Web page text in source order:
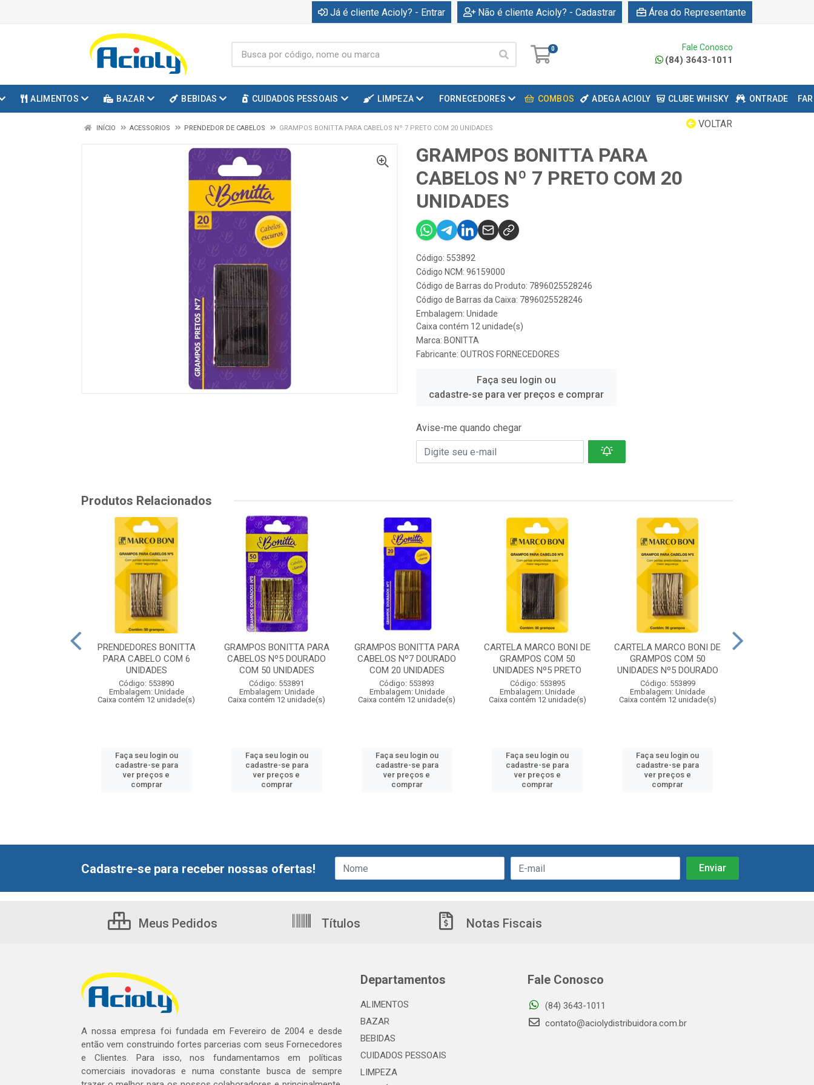
Já é cliente Acioly? - Entrar Não é cliente Acioly? - Cadastrar Área do Representante
0 Fale Conosco
(84) 3643-1011
ALIMENTOS BAZAR BEBIDAS CUIDADOS PESSOAIS LIMPEZA FORNECEDORES COMBOS ADEGA ACIOLY CLUBE WHISKY ONTRADE
VOLTAR
INÍCIO ACESSORIOS PRENDEDOR DE CABELOS GRAMPOS BONITTA PARA CABELOS Nº 7 PRETO COM 20 UNIDADES
GRAMPOS BONITTA PARA
CABELOS Nº 7 PRETO COM 20
UNIDADES
Código: 553892
Código NCM: 96159000
Código de Barras do Produto: 7896025528246
Código de Barras da Caixa: 7896025528246
Embalagem: Unidade
Caixa contém 12 unidade(s)
Marca: BONITTA
Fabricante: OUTROS FORNECEDORES
Faça seu login ou
cadastre-se para ver preços e comprar
Avise-me quando chegar
Produtos Relacionados
PRENDEDORES BONITTA
PARA CABELO COM 6
UNIDADES
Código: 553890
Embalagem: Unidade
Caixa contém 12 unidade(s)
Faça seu login ou
cadastre-se para
ver preços e
comprar
GRAMPOS BONITTA PARA
CABELOS Nº5 DOURADO
COM 50 UNIDADES
Código: 553891
Embalagem: Unidade
Caixa contém 12 unidade(s)
Faça seu login ou
cadastre-se para
ver preços e
comprar
GRAMPOS BONITTA PARA
CABELOS Nº7 DOURADO
COM 20 UNIDADES
Código: 553893
Embalagem: Unidade
Caixa contém 12 unidade(s)
Faça seu login ou
cadastre-se para
ver preços e
comprar
CARTELA MARCO BONI DE
GRAMPOS COM 50
UNIDADES Nº5 PRETO
Código: 553895
Embalagem: Unidade
Caixa contém 12 unidade(s)
Faça seu login ou
cadastre-se para
ver preços e
comprar
CARTELA MARCO BONI DE
GRAMPOS COM 50
UNIDADES Nº5 DOURADO
Código: 553899
Embalagem: Unidade
Caixa contém 12 unidade(s)
Faça seu login ou
cadastre-se para
ver preços e
comprar
Cadastre-se para receber nossas ofertas!
Meus Pedidos Títulos Notas Fiscais
A nossa empresa foi fundada em Fevereiro de 2004 e desde
então vem construindo fortes parcerias com seus Fornecedores
e Clientes. Para isso, nos fundamentamos em políticas
comerciais inovadoras e numa constante busca de sempre
Departamentos
ALIMENTOS
BAZAR
BEBIDAS
CUIDADOS PESSOAIS
LIMPEZA
Fale Conosco
(84) 3643-1011
contato@aciolydistribuidora.com.br